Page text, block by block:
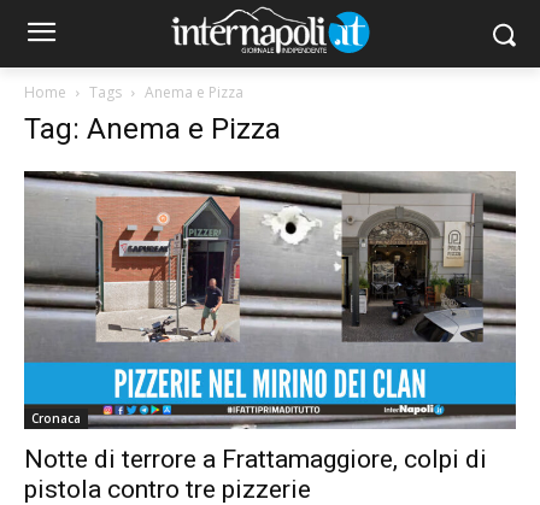
Home Tags Anema e Pizza
Tag: Anema e Pizza
Cronaca
Notte di terrore a Frattamaggiore, colpi di
pistola contro tre pizzerie